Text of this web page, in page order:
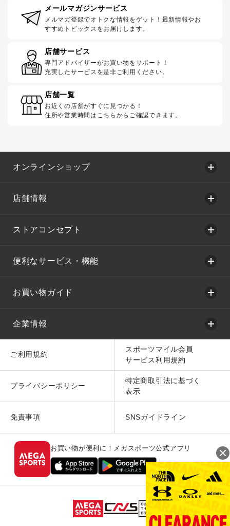
メールマガジンサービス
メルマガ登録でオトクな情報をゲット！最新情報やお
すすめトピックスをお届けします。
店舗サービス
専門アドバイザーがお買い物をサポート！
充実したサービスを是非ご利用ください。
店舗一覧
お近くの店舗がすぐに見つかる！
住所や営業時間はこちらからご確認できます。
オンラインショップ
店舗情報
ストアコンセプト
便利なサービス・機能
お買い物ガイド
企業情報
ご利用規約
スポーツマイル会員
サービス利用規約
プライバシーポリシー
特定商取引法に基づく
表示
免責事項 SNSガイドライン
お買い物が便利に！メガスポーツ公式アプリ